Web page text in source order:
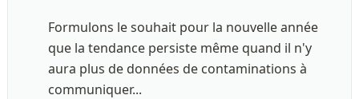
Formulons le souhait pour la nouvelle année
que la tendance persiste même quand il n'y
aura plus de données de contaminations à
communiquer...